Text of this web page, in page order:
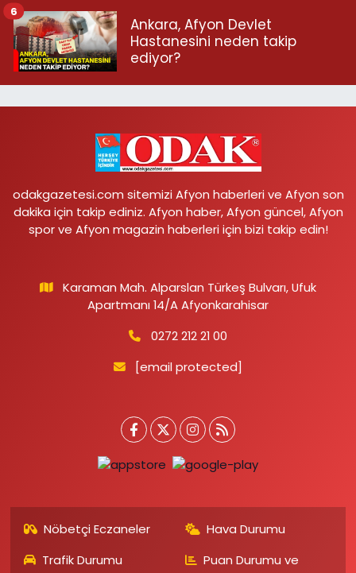
Ankara, Afyon Devlet
Hastanesini neden takip
ediyor?
6
odakgazetesi.com sitemizi Afyon haberleri ve Afyon son
dakika için takip ediniz. Afyon haber, Afyon güncel, Afyon
spor ve Afyon magazin haberleri için bizi takip edin!
Karaman Mah. Alparslan Türkeş Bulvarı, Ufuk
Apartmanı 14/A Afyonkarahisar
0272 212 21 00
[email protected]
Nöbetçi Eczaneler
Hava Durumu
Trafik Durumu
Puan Durumu ve